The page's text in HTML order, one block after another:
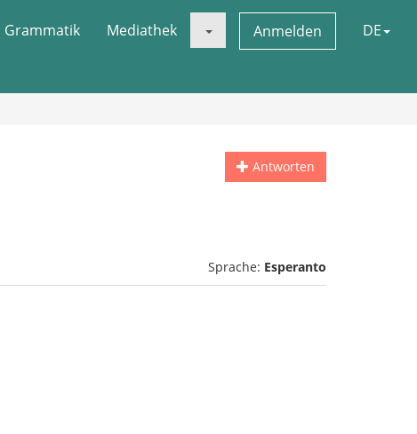
Grammatik Mediathek Anmelden DE
Antworten
Sprache: Esperanto